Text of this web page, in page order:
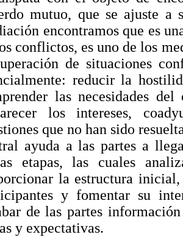
mutuo, que se ajuste a
encontramos que es
conflictos, es uno de los
de situaciones
reducir la
las necesidades
los intereses,
que no han sido
ayuda a las partes a
etapas, las cuales
la estructura
y fomentar su
de las partes
y expectativas.